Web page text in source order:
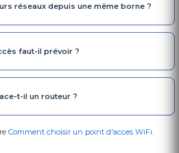
réseaux depuis une même borne ?
faut-il prévoir ?
t-il un routeur ?
Comment choisir un point d'acces WiFi.